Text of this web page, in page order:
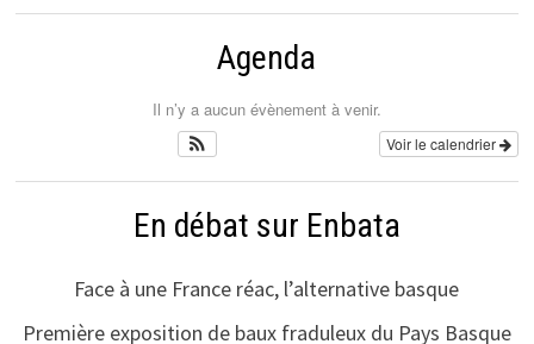
Agenda
Il n’y a aucun évènement à venir.
Voir le calendrier
En débat sur Enbata
Face à une France réac, l’alternative basque
Première exposition de baux fraduleux du Pays Basque